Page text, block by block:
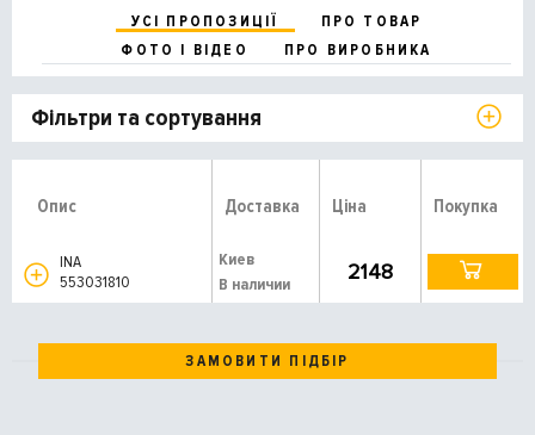
УСІ ПРОПОЗИЦІЇ
ПРО ТОВАР
ФОТО І ВІДЕО
ПРО ВИРОБНИКА
Фільтри та сортування
Опис Доставка Ціна Покупка
INA
553031810
Киев
В наличии
2148
ЗАМОВИТИ ПІДБІР